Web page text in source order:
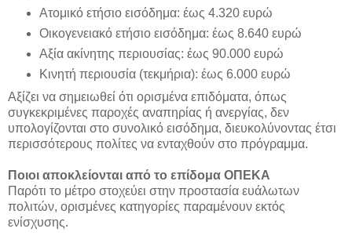
Ατομικό ετήσιο εισόδημα: έως 4.320 ευρώ
Οικογενειακό ετήσιο εισόδημα: έως 8.640 ευρώ
Αξία ακίνητης περιουσίας: έως 90.000 ευρώ
Κινητή περιουσία (τεκμήρια): έως 6.000 ευρώ
Αξίζει να σημειωθεί ότι ορισμένα επιδόματα, όπως
συγκεκριμένες παροχές αναπηρίας ή ανεργίας, δεν
υπολογίζονται στο συνολικό εισόδημα, διευκολύνοντας έτσι
περισσότερους πολίτες να ενταχθούν στο πρόγραμμα.
Ποιοι αποκλείονται από το επίδομα ΟΠΕΚΑ
Παρότι το μέτρο στοχεύει στην προστασία ευάλωτων
πολιτών, ορισμένες κατηγορίες παραμένουν εκτός
ενίσχυσης.